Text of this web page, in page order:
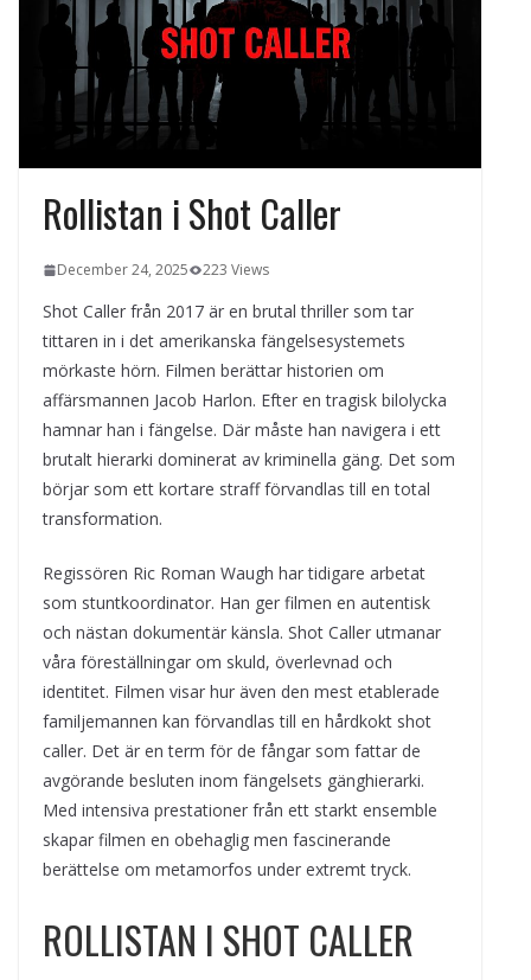
Det fysiologiska teknikskiftet: Den
medicinska utvecklingen öppnar nya
dörrar
Varför oberoende
casinojämförelsesidor som
Rollistan i Shot Caller
December 24, 2025 223 Views
Shot Caller från 2017 är en brutal thriller som tar
tittaren in i det amerikanska fängelsesystemets
mörkaste hörn. Filmen berättar historien om
affärsmannen Jacob Harlon. Efter en tragisk bilolycka
hamnar han i fängelse. Där måste han navigera i ett
brutalt hierarki dominerat av kriminella gäng. Det som
börjar som ett kortare straff förvandlas till en total
transformation.
Regissören Ric Roman Waugh har tidigare arbetat
som stuntkoordinator. Han ger filmen en autentisk
och nästan dokumentär känsla. Shot Caller utmanar
våra föreställningar om skuld, överlevnad och
identitet. Filmen visar hur även den mest etablerade
familjemannen kan förvandlas till en hårdkokt shot
caller. Det är en term för de fångar som fattar de
avgörande besluten inom fängelsets gänghierarki.
Med intensiva prestationer från ett starkt ensemble
skapar filmen en obehaglig men fascinerande
berättelse om metamorfos under extremt tryck.
ROLLISTAN I SHOT CALLER